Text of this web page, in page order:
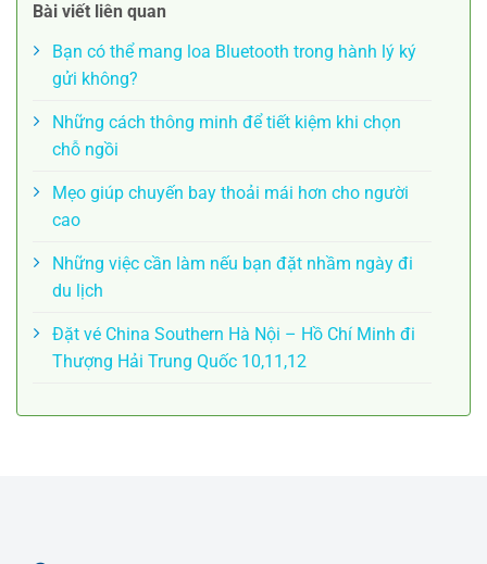
Bài viết liên quan
Bạn có thể mang loa Bluetooth trong hành lý ký
gửi không?
Những cách thông minh để tiết kiệm khi chọn
chỗ ngồi
Mẹo giúp chuyến bay thoải mái hơn cho người
cao
Những việc cần làm nếu bạn đặt nhầm ngày đi
du lịch
Đặt vé China Southern Hà Nội – Hồ Chí Minh đi
Thượng Hải Trung Quốc 10,11,12